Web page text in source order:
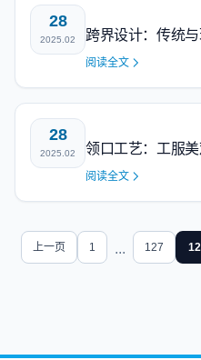
28
2025.02 跨界设计：传统
阅读全文
28
2025.02 领口工艺：工服
阅读全文
上一页 1 ... 127